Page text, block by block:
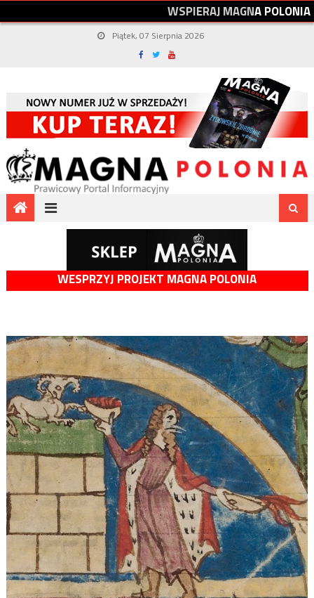
WSPIERAJMAGNAPOLONIA
Piątek, 07 Sierpnia 2026
WESPRZYJ PROJEKT MAGNA POLONIA